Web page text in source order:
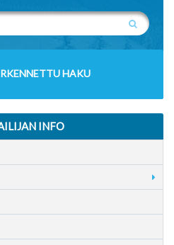
HAKU
INFO